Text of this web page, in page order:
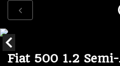
Fiat 500 1.2